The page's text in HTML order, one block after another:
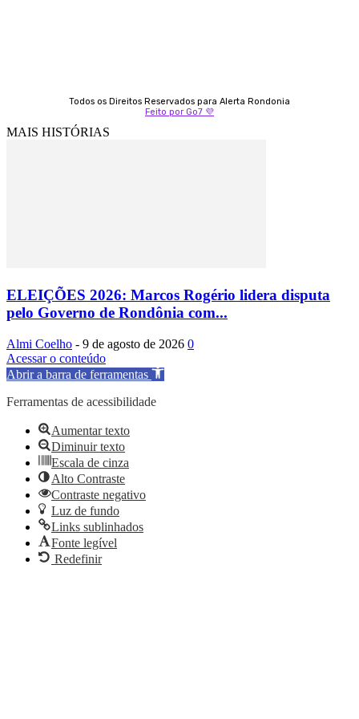
Todos os Direitos Reservados para Alerta Rondonia
Feito por Go7 💜
MAIS HISTÓRIAS
ELEIÇÕES 2026: Marcos Rogério lidera disputa
pelo Governo de Rondônia com...
Almi Coelho - 9 de agosto de 2026 0
Acessar o conteúdo
Abrir a barra de ferramentas
Ferramentas de acessibilidade
Aumentar texto
Diminuir texto
Escala de cinza
Alto Contraste
Contraste negativo
Luz de fundo
Links sublinhados
Fonte legível
Redefinir